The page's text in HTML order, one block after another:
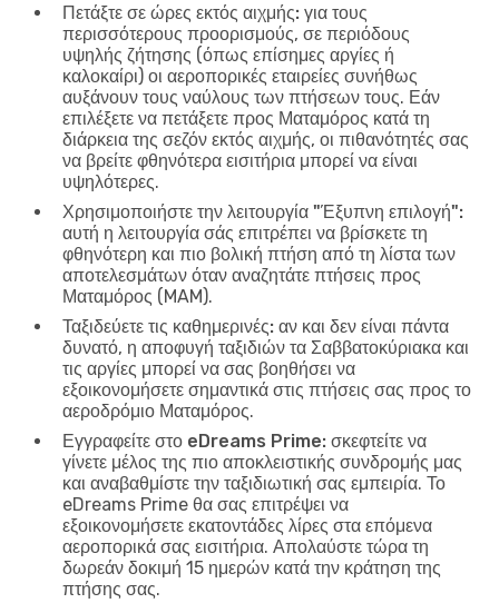
Πετάξτε σε ώρες εκτός αιχμής: για τους
περισσότερους προορισμούς, σε περιόδους
υψηλής ζήτησης (όπως επίσημες αργίες ή
καλοκαίρι) οι αεροπορικές εταιρείες συνήθως
αυξάνουν τους ναύλους των πτήσεων τους. Εάν
επιλέξετε να πετάξετε προς Ματαμόρος κατά τη
διάρκεια της σεζόν εκτός αιχμής, οι πιθανότητές σας
να βρείτε φθηνότερα εισιτήρια μπορεί να είναι
υψηλότερες.
Χρησιμοποιήστε την λειτουργία "Έξυπνη επιλογή":
αυτή η λειτουργία σάς επιτρέπει να βρίσκετε τη
φθηνότερη και πιο βολική πτήση από τη λίστα των
αποτελεσμάτων όταν αναζητάτε πτήσεις προς
Ματαμόρος (MAM).
Ταξιδεύετε τις καθημερινές: αν και δεν είναι πάντα
δυνατό, η αποφυγή ταξιδιών τα Σαββατοκύριακα και
τις αργίες μπορεί να σας βοηθήσει να
εξοικονομήσετε σημαντικά στις πτήσεις σας προς το
αεροδρόμιο Ματαμόρος.
Εγγραφείτε στο eDreams Prime: σκεφτείτε να
γίνετε μέλος της πιο αποκλειστικής συνδρομής μας
και αναβαθμίστε την ταξιδιωτική σας εμπειρία. Το
eDreams Prime θα σας επιτρέψει να
εξοικονομήσετε εκατοντάδες λίρες στα επόμενα
αεροπορικά σας εισιτήρια. Απολαύστε τώρα τη
δωρεάν δοκιμή 15 ημερών κατά την κράτηση της
πτήσης σας.